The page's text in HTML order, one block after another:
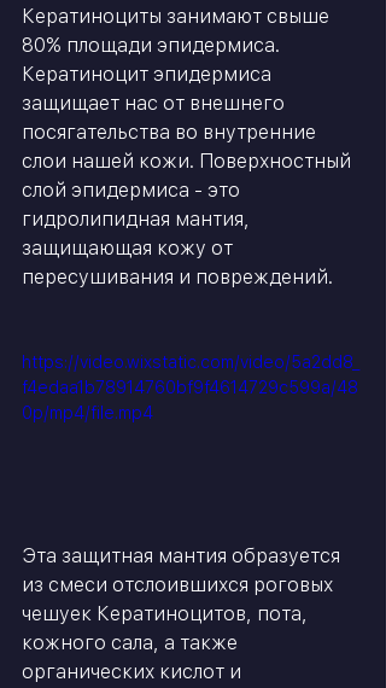
Кератиноциты занимают свыше
80% площади эпидермиса.
Кератиноцит эпидермиса
защищает нас от внешнего
посягательства во внутренние
слои нашей кожи. Поверхностный
слой эпидермиса - это
гидролипидная мантия,
защищающая кожу от
пересушивания и повреждений.
https://video.wixstatic.com/video/5a2dd8_
f4edaa1b78914760bf9f4614729c599a/48
0p/mp4/file.mp4
Эта защитная мантия образуется
из смеси отслоившихся роговых
чешуек Кератиноцитов, пота,
кожного сала, а также
органических кислот и